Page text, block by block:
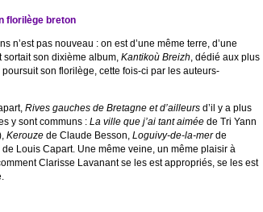
florilège breton
n’est pas nouveau : on est d’une même terre, d’une
son dixième album, Kantikoù Breizh , dédié aux plus
son florilège, cette fois-ci par les auteurs-
Rives gauches de Bretagne et d’ailleursd’il y a plus
y sont communs : La ville que j’ai tant aiméede Tri Yann
Kerouzede Claude Besson, Loguivy-de-la-merde
de Louis Capart. Une même veine, un même plaisir à
Clarisse Lavanant se les est appropriés, se les est